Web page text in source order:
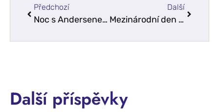
Předchozí
Noc s Andersenem
Další
Mezinárodní den mrkve
Další příspěvky